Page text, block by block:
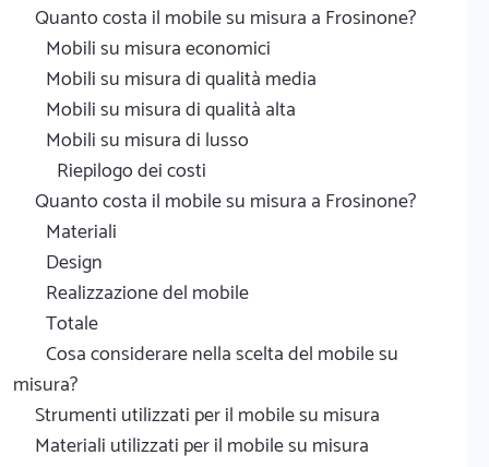
Quanto costa il mobile su misura a Frosinone?
Mobili su misura economici
Mobili su misura di qualità media
Mobili su misura di qualità alta
Mobili su misura di lusso
Riepilogo dei costi
Quanto costa il mobile su misura a Frosinone?
Materiali
Design
Realizzazione del mobile
Totale
Cosa considerare nella scelta del mobile su
misura?
Strumenti utilizzati per il mobile su misura
Materiali utilizzati per il mobile su misura